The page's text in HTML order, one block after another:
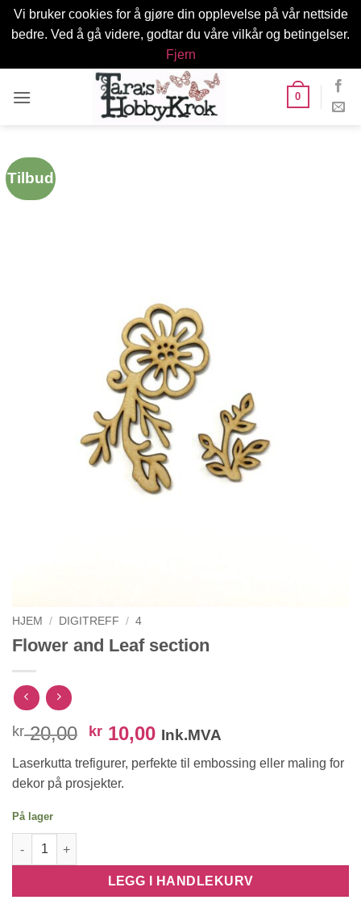
Vi bruker cookies for å gjøre din opplevelse på vår nettside
bedre. Ved å gå videre, godtar du våre vilkår og betingelser.
Fjern
0
Tilbud
HJEM / DIGITREFF / 4
Flower and Leaf section
kr20,00 Opprinnelig
var:
kr 20,00.
kr 10,00Nåværende
er:
Ink.MVA
Laserkutta trefigurer, perfekte til embossing eller maling for
dekor på prosjekter.
På lager
Flower and Leaf section antall
LEGG I HANDLEKURV